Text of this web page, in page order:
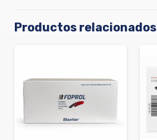
Productos relacionados